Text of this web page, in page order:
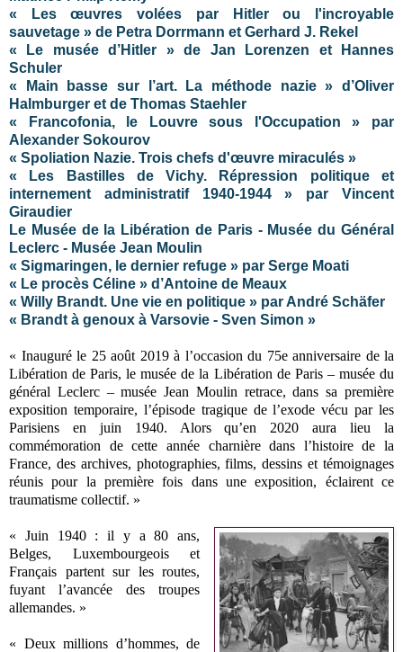
« Les œuvres volées par Hitler ou l'incroyable
sauvetage » de Petra Dorrmann et Gerhard J. Rekel
« Le musée d’Hitler » de Jan Lorenzen et Hannes
Schuler
« Main basse sur l’art. La méthode nazie » d’Oliver
Halmburger et de Thomas Staehler
« Francofonia, le Louvre sous l'Occupation » par
Alexander Sokourov
« Spoliation Nazie. Trois chefs d'œuvre miraculés »
« Les Bastilles de Vichy. Répression politique et
internement administratif 1940-1944 » par Vincent
Giraudier
Le Musée de la Libération de Paris - Musée du Général
Leclerc - Musée Jean Moulin
« Sigmaringen, le dernier refuge » par Serge Moati
« Le procès Céline » d’Antoine de Meaux
« Willy Brandt. Une vie en politique » par André Schäfer
« Brandt à genoux à Varsovie - Sven Simon »
« Inauguré le 25 août 2019 à l’occasion du 75e anniversaire de la
Libération de Paris, le musée de la Libération de Paris – musée du
général Leclerc – musée Jean Moulin retrace, dans sa première
exposition temporaire, l’épisode tragique de l’exode vécu par les
Parisiens en juin 1940. Alors qu’en 2020 aura lieu la
commémoration de cette année charnière dans l’histoire de la
France, des archives, photographies, films, dessins et témoignages
réunis pour la première fois dans une exposition, éclairent ce
traumatisme collectif. »
« Juin 1940 : il y a 80 ans,
Belges, Luxembourgeois et
Français partent sur les routes,
fuyant l’avancée des troupes
allemandes. »
« Deux millions d’hommes, de